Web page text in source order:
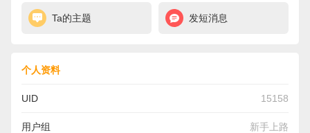
Ta的主题 发短消息
个人资料
UID 15158
用户组 新手上路